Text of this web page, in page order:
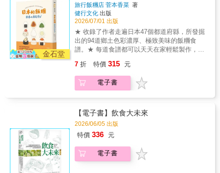
金石堂
旅行飯糰店 菅本香菜 著
健行文化 出版
2026/07/01 出版
★ 收錄了作者走遍日本47個都道府縣，所發掘
出的94道鄉土色彩濃厚、極致美味的飯糰食
譜。★ 每道食譜都可以天天在家輕鬆製作，變
的人情味； 透過飯糰重新發掘、展現各地的富
饒與魅力！ 飯糰作為日本人每日生活中幾乎時
時可見的國民食物，在每個地方，製作者都能
本全國四十七個都道府縣，記錄下每個地區的
飯糰，寫出食譜，同時更連結到當地的自然生
態、富饒的作物生產，例如，到青森要嘗嘗
「若生滿滿飯糰」，到千葉要吃「合十飯
糰」，神奈川要找「魩仔魚與酢橘飯糰」，京
都風味則是「洋風佃煮海瓜子飯糰」等等。 在
7 折 特價 315 元
電子書
【電子書】飲食大未來
2026/06/05 出版
特價 336 元
電子書